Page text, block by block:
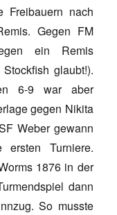
Freibauern nach
Gegen FM
ein Remis
glaubt!).
6-9 war aber
gegen Nikita
Weber gewann
Turniere.
1876 in der
dann
So musste